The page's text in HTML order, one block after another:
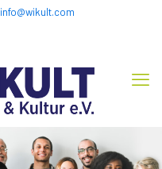
info@wikult.com